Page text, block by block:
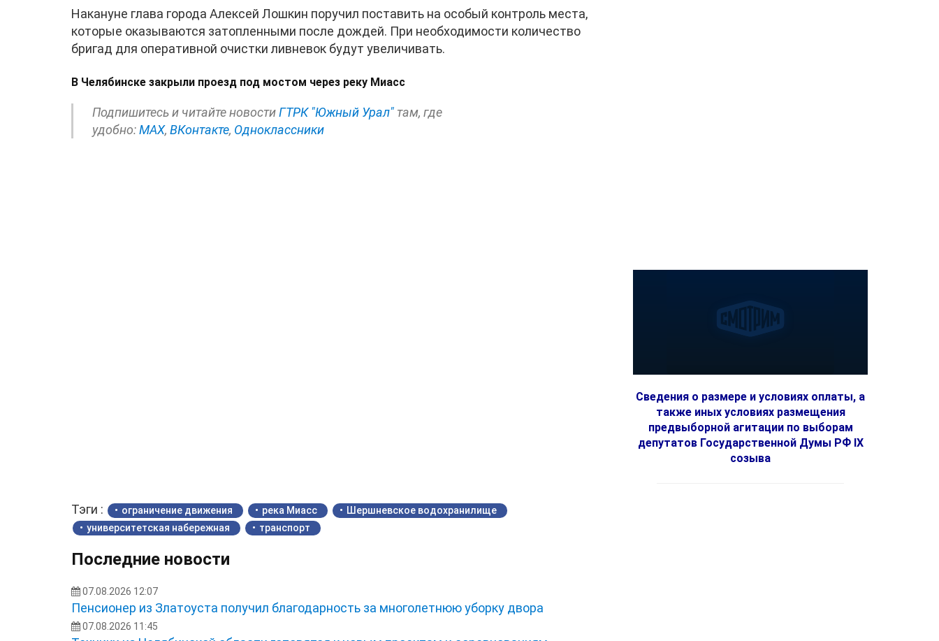
Накануне глава города Алексей Лошкин поручил поставить на особый контроль места,
которые оказываются затопленными после дождей. При необходимости количество
бригад для оперативной очистки ливневок будут увеличивать.
В Челябинске закрыли проезд под мостом через реку Миасс
Подпишитесь и читайте новостиГТРК "Южный Урал" там, где
удобно:МАХ, ВКонтакте, Одноклассники
Тэги : ограничение движения река Миасс
Шершневское водохранилище
университетская набережная
транспорт
Последние новости
07.08.2026 12:07
Пенсионер из Златоуста получил благодарность за многолетнюю уборку двора
07.08.2026 11:45
Сведения о размере и условиях оплаты, а
также иных условиях размещения
предвыборной агитации по выборам
депутатов Государственной Думы РФ IX
созыва